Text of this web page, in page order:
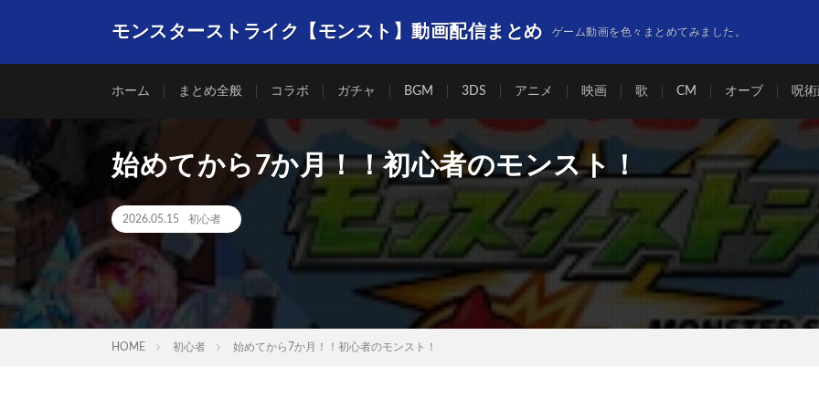
モンスターストライク【モンスト】動画配信まとめ ゲーム動画を色々まとめてみました。
ホーム まとめ全般 コラボ ガチャ BGM 3DS アニメ 映画 歌 CM オーブ 呪
始めてから7か月！！初心者のモンスト！
2026.05.15 初心者
HOME 初心者 始めてから7か月！！初心者のモンスト！